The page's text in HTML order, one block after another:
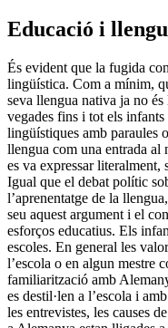
Educació i
És evident que la fugida
lingüística. Com a mínim,
seva llengua nativa ja no
vegades fins i tot els
lingüístiques amb paraules
llengua com una entrada al
es va expressar literalment,
Igual que el debat polític
l’aprenentatge de la
seu aquest argument i el
esforços educatius. Els
escoles. En general les
l’escola o en algun mestre
familiarització amb
es destil·len a l’escola i
les entrevistes, les causes